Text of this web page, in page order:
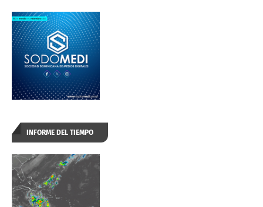
INFORME DEL TIEMPO